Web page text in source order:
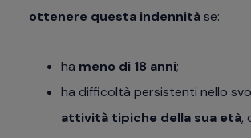
ottenere questa indennitàse:
ha meno di 18 anni;
ha difficoltà persistenti nello
attività tipiche della sua età,